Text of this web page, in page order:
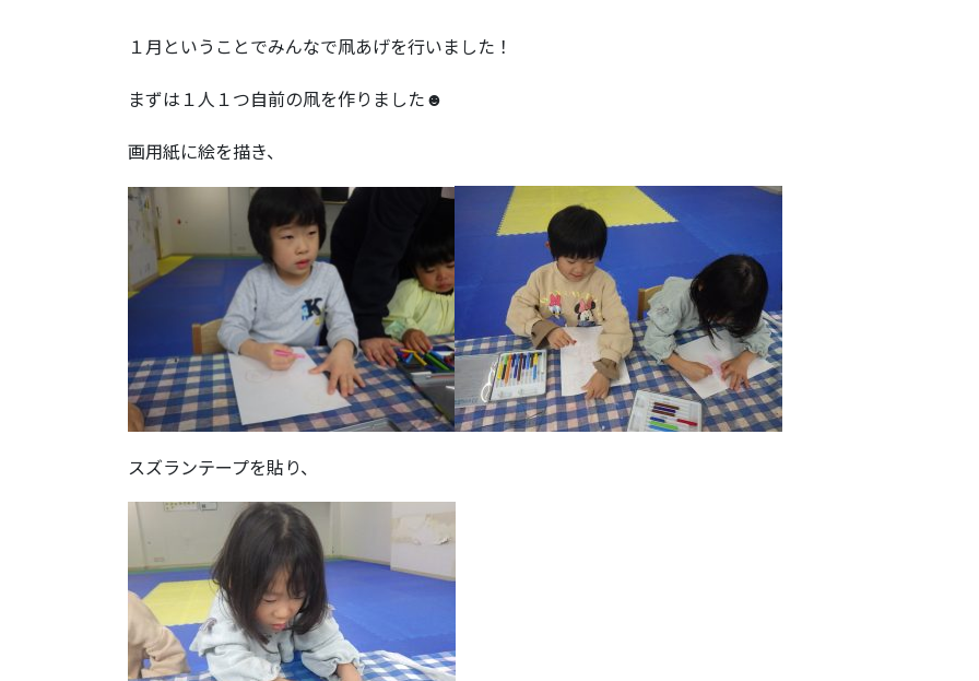
１月ということでみんなで凧あげを行いました！
まずは１人１つ自前の凧を作りました☻
画用紙に絵を描き、
スズランテープを貼り、